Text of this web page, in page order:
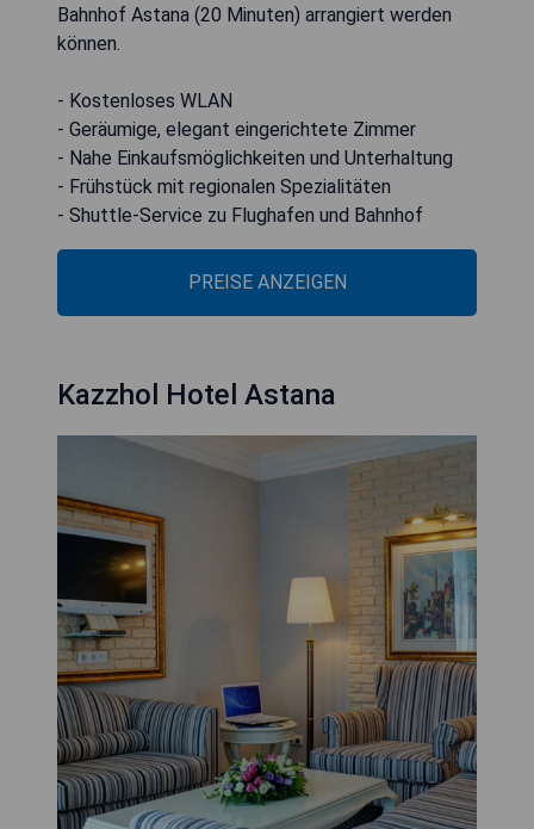
Bahnhof Astana (20 Minuten) arrangiert werden
können.
- Kostenloses WLAN
- Geräumige, elegant eingerichtete Zimmer
- Nahe Einkaufsmöglichkeiten und Unterhaltung
- Frühstück mit regionalen Spezialitäten
- Shuttle-Service zu Flughafen und Bahnhof
PREISE ANZEIGEN
Kazzhol Hotel Astana